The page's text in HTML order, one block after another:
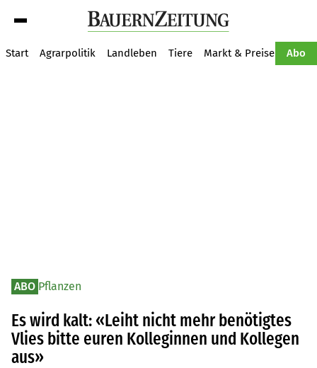
Start Agrarpolitik Landleben Tiere Markt & Preise Abo
ABO Pflanzen
Es wird kalt: «Leiht nicht mehr benötigtes
Vlies bitte euren Kolleginnen und Kollegen
aus»